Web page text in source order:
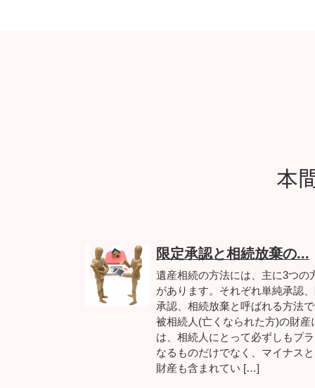
本
限定承認と相続放棄の...
遺産相続の方法には、主に3つの
があります。それぞれ単純承認
承認、相続放棄と呼ばれる方法
被相続人(亡くなられた方)の財産
は、相続人にとって必ずしもプ
なるものだけでなく、マイナス
財産も含まれてい […]